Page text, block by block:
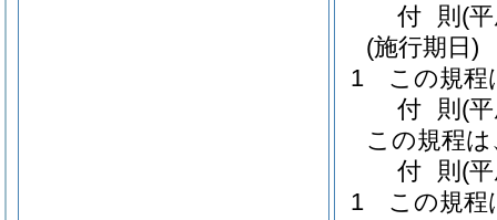
付 則 (
(施行期日)
1
この規程
付 則 (
この規程
付 則 (
1
この規程